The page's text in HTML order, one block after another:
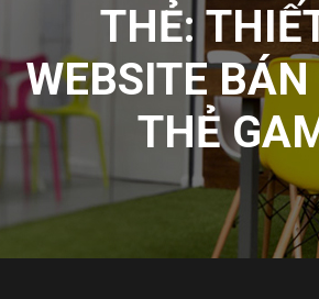
THẺ:
WEBSITE
THẺ